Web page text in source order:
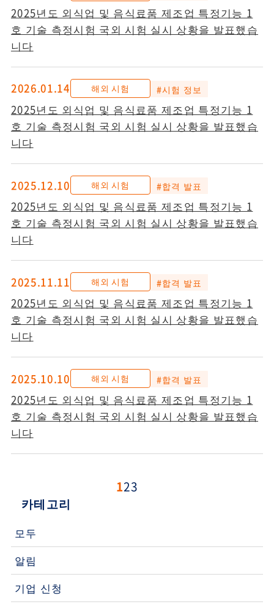
2025년도 외식업 및 음식료품 제조업 특정기능 1
호 기술 측정시험 국외 시험 실시 상황을 발표했습
니다
2026.01.14 해외 시험 #시험 정보
2025년도 외식업 및 음식료품 제조업 특정기능 1
호 기술 측정시험 국외 시험 실시 상황을 발표했습
니다
2025.12.10 해외 시험 #합격 발표
2025년도 외식업 및 음식료품 제조업 특정기능 1
호 기술 측정시험 국외 시험 실시 상황을 발표했습
니다
2025.11.11 해외 시험 #합격 발표
2025년도 외식업 및 음식료품 제조업 특정기능 1
호 기술 측정시험 국외 시험 실시 상황을 발표했습
니다
2025.10.10 해외 시험 #합격 발표
2025년도 외식업 및 음식료품 제조업 특정기능 1
호 기술 측정시험 국외 시험 실시 상황을 발표했습
니다
123
카테고리
모두
알림
기업 신청